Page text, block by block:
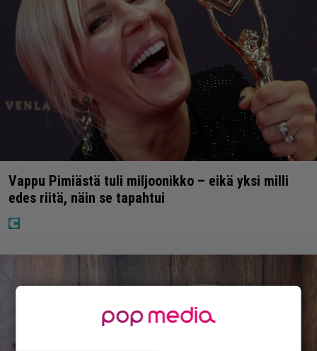
Vappu Pimiästä tuli miljoonikko – eikä yksi milli
edes riitä, näin se tapahtui